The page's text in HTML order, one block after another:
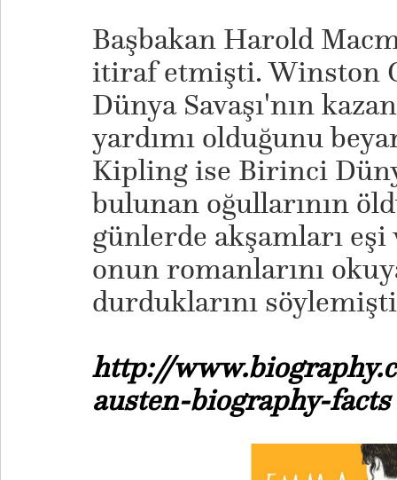
Başbakan Harold
itiraf etmişti. Winston
Dünya Savaşı'nın
yardımı olduğunu
Kipling ise Birinci
bulunan oğullarının
günlerde akşamları eşi
onun romanlarını
durduklarını
http://
austen-biography-facts